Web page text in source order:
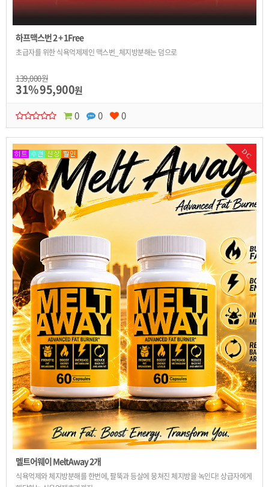
하프맥스번 2 + 1Free
초급자를 위한 식욕억제제인 맥스번_체지방분해는 덤으로
139,000원
31%95,900원
0
0 0
DC
멜트어웨이 MeltAway 2개
식욕억제와 체지방분해를 한번에, 팔뚝과 등살에 뭉쳐진 체지방을 녹인다! 상급자에게